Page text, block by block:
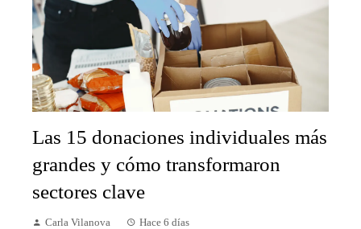
Las 15 donaciones individuales más
grandes y cómo transformaron
sectores clave
Carla Vilanova Hace 6 días